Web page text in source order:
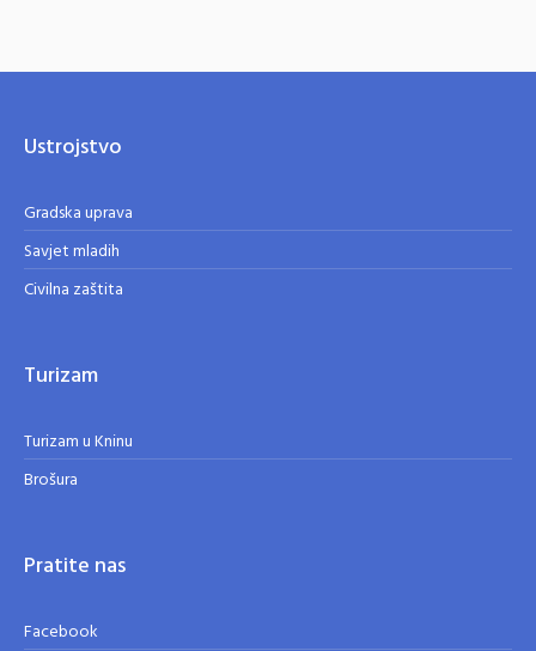
Ustrojstvo
Gradska uprava
Savjet mladih
Civilna zaštita
Turizam
Turizam u Kninu
Brošura
Pratite nas
Facebook